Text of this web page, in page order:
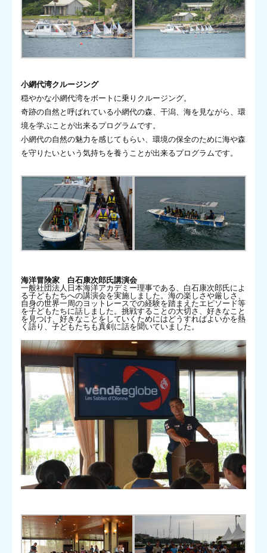
小網代湾クルージング
穏やかな小網代湾をボートに乗りクルージング。
奇跡の自然と呼ばれている小網代の森、干潟、海を見ながら、環
境を学ぶことが出来るプログラムです。
小網代の自然の魅力を感じてもらい、環境の保全のために海や森
を守りたいという気持ちを養うことが出来るプログラムです。
海洋冒険家 白石康次郎氏講演会
一般社団法人日本海洋アカデミー理事である、白石康次郎氏によ
る子どもたちへの講演会を実施しました。海の楽しさや厳しさ、
自身の世界一周のヨットレースでの経験を踏まえたエピソード等
を子どもたちに話しました。挑戦することの大切さ、好きなこと
を見つけ、好きなことをしていくためにはどうすればよいかを熱
く語り、子どもたちも真剣に話を聞いていました。